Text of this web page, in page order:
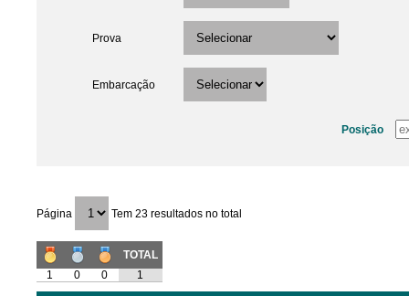
Prova
Embarcação
Posição
Página Tem 23 resultados no total
TOTAL
1
0 0 1